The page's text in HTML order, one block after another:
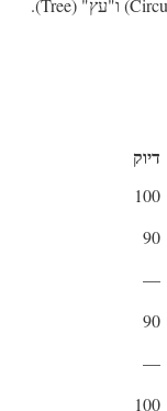
דיוק
100
90
—
90
—
100